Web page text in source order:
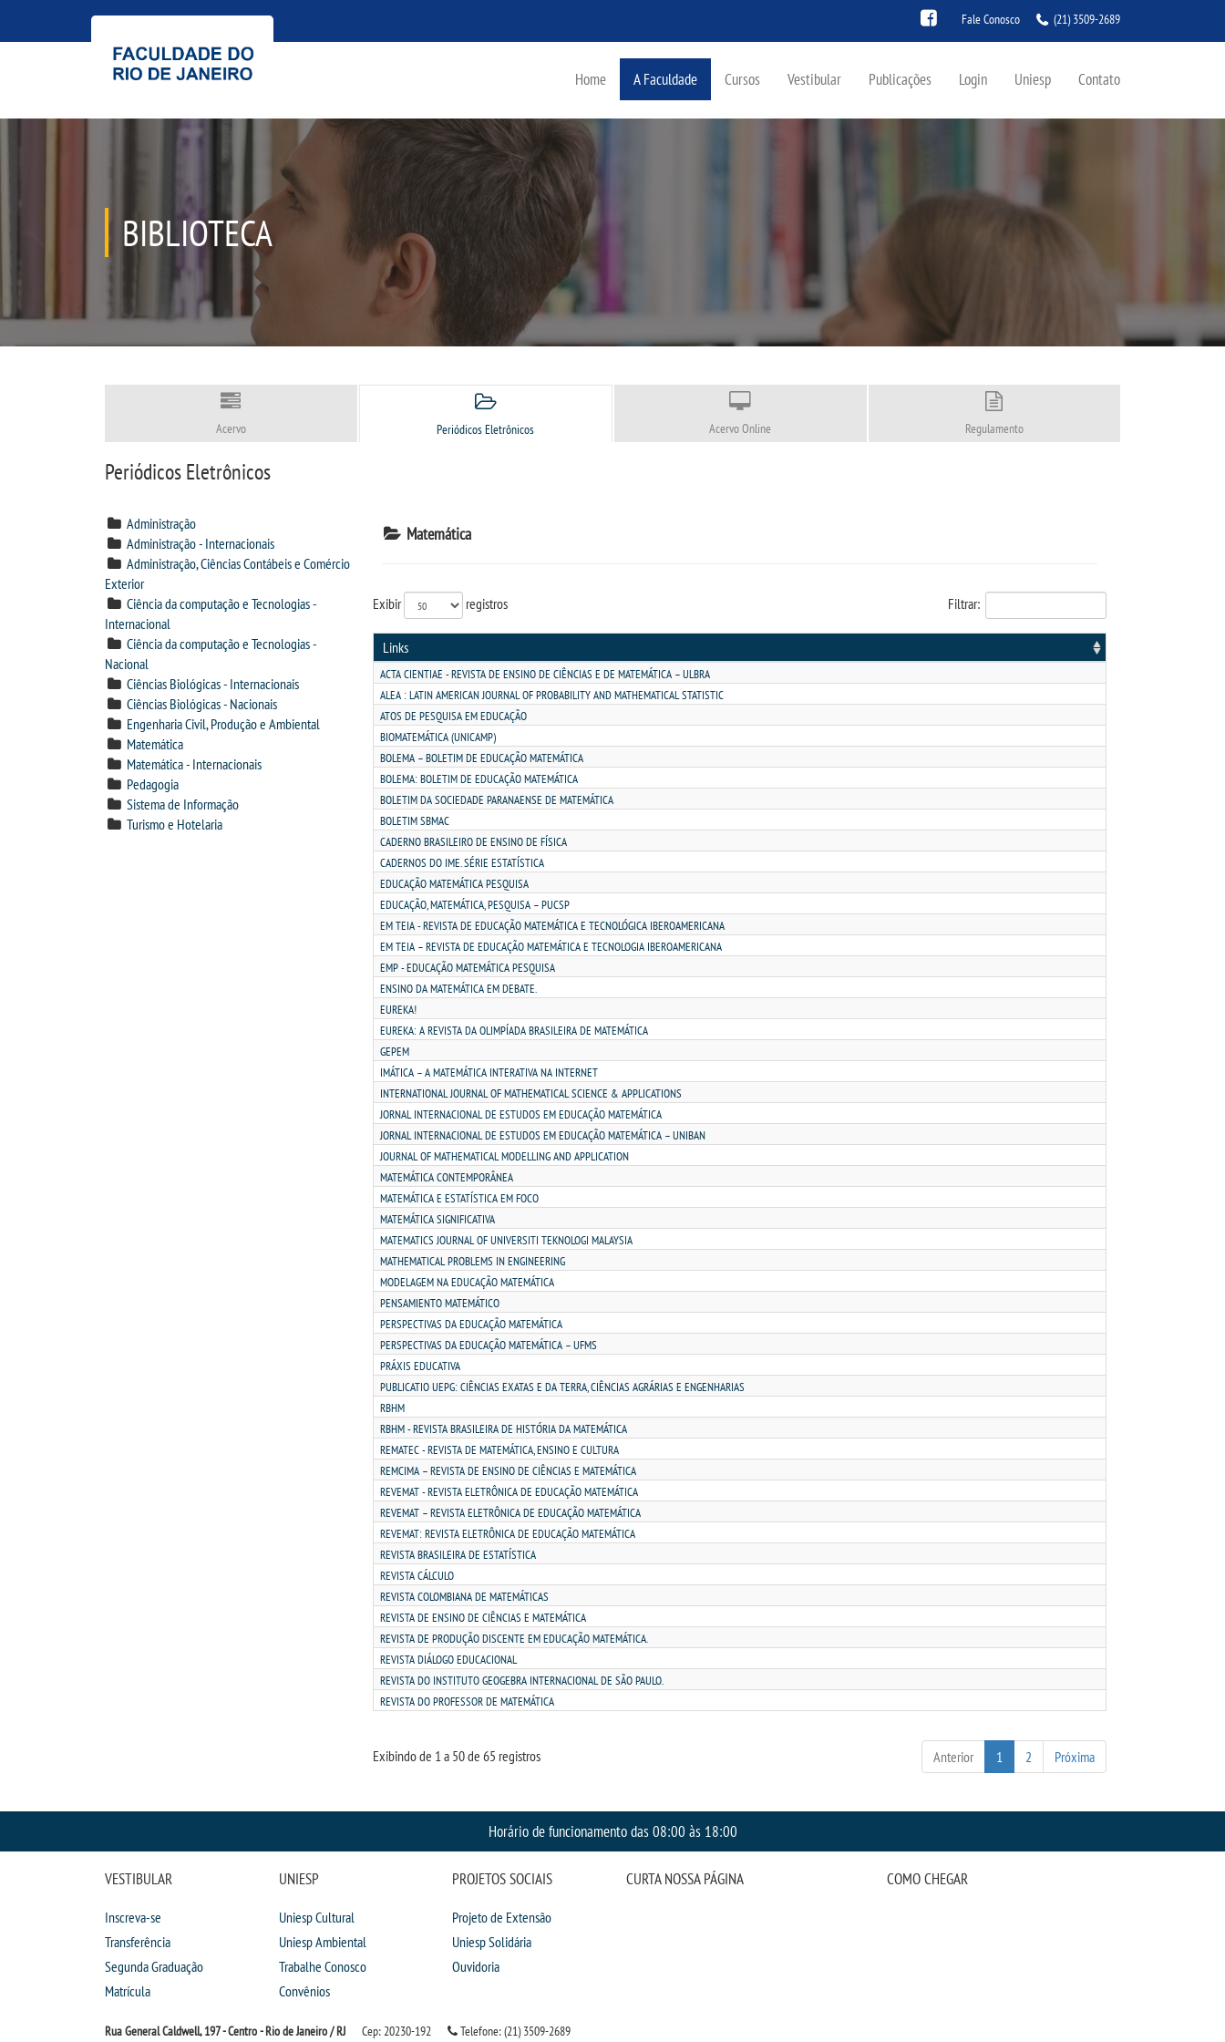
Fale Conosco (21) 3509-2689
Home A Faculdade Cursos Vestibular Publicações Login Uniesp Contato
BIBLIOTECA
Acervo Periódicos Eletrônicos Acervo Online Regulamento
Periódicos Eletrônicos
Administração
Administração - Internacionais
Administração, Ciências Contábeis e Comércio
Exterior
Ciência da computação e Tecnologias -
Internacional
Ciência da computação e Tecnologias -
Nacional
Ciências Biológicas - Internacionais
Ciências Biológicas - Nacionais
Engenharia Civil, Produção e Ambiental
Matemática
Matemática - Internacionais
Pedagogia
Sistema de Informação
Turismo e Hotelaria
Matemática
Exibir registros Filtrar:
Links
ACTA CIENTIAE - REVISTA DE ENSINO DE CIÊNCIAS E DE MATEMÁTICA – ULBRA
ALEA : LATIN AMERICAN JOURNAL OF PROBABILITY AND MATHEMATICAL STATISTIC
ATOS DE PESQUISA EM EDUCAÇÃO
BIOMATEMÁTICA (UNICAMP)
BOLEMA – BOLETIM DE EDUCAÇÃO MATEMÁTICA
BOLEMA: BOLETIM DE EDUCAÇÃO MATEMÁTICA
BOLETIM DA SOCIEDADE PARANAENSE DE MATEMÁTICA
BOLETIM SBMAC
CADERNO BRASILEIRO DE ENSINO DE FÍSICA
CADERNOS DO IME. SÉRIE ESTATÍSTICA
EDUCAÇÃO MATEMÁTICA PESQUISA
EDUCAÇÃO, MATEMÁTICA, PESQUISA – PUCSP
EM TEIA - REVISTA DE EDUCAÇÃO MATEMÁTICA E TECNOLÓGICA IBEROAMERICANA
EM TEIA – REVISTA DE EDUCAÇÃO MATEMÁTICA E TECNOLOGIA IBEROAMERICANA
EMP - EDUCAÇÃO MATEMÁTICA PESQUISA
ENSINO DA MATEMÁTICA EM DEBATE.
EUREKA!
EUREKA: A REVISTA DA OLIMPÍADA BRASILEIRA DE MATEMÁTICA
GEPEM
IMÁTICA – A MATEMÁTICA INTERATIVA NA INTERNET
INTERNATIONAL JOURNAL OF MATHEMATICAL SCIENCE & APPLICATIONS
JORNAL INTERNACIONAL DE ESTUDOS EM EDUCAÇÃO MATEMÁTICA
JORNAL INTERNACIONAL DE ESTUDOS EM EDUCAÇÃO MATEMÁTICA – UNIBAN
JOURNAL OF MATHEMATICAL MODELLING AND APPLICATION
MATEMÁTICA CONTEMPORÂNEA
MATEMÁTICA E ESTATÍSTICA EM FOCO
MATEMÁTICA SIGNIFICATIVA
MATEMATICS JOURNAL OF UNIVERSITI TEKNOLOGI MALAYSIA
MATHEMATICAL PROBLEMS IN ENGINEERING
MODELAGEM NA EDUCAÇÃO MATEMÁTICA
PENSAMIENTO MATEMÁTICO
PERSPECTIVAS DA EDUCAÇÃO MATEMÁTICA
PERSPECTIVAS DA EDUCAÇÃO MATEMÁTICA – UFMS
PRÁXIS EDUCATIVA
PUBLICATIO UEPG: CIÊNCIAS EXATAS E DA TERRA, CIÊNCIAS AGRÁRIAS E ENGENHARIAS
RBHM
RBHM - REVISTA BRASILEIRA DE HISTÓRIA DA MATEMÁTICA
REMATEC - REVISTA DE MATEMÁTICA, ENSINO E CULTURA
REMCIMA – REVISTA DE ENSINO DE CIÊNCIAS E MATEMÁTICA
REVEMAT - REVISTA ELETRÔNICA DE EDUCAÇÃO MATEMÁTICA
REVEMAT – REVISTA ELETRÔNICA DE EDUCAÇÃO MATEMÁTICA
REVEMAT: REVISTA ELETRÔNICA DE EDUCAÇÃO MATEMÁTICA
REVISTA BRASILEIRA DE ESTATÍSTICA
REVISTA CÁLCULO
REVISTA COLOMBIANA DE MATEMÁTICAS
REVISTA DE ENSINO DE CIÊNCIAS E MATEMÁTICA
REVISTA DE PRODUÇÃO DISCENTE EM EDUCAÇÃO MATEMÁTICA.
REVISTA DIÁLOGO EDUCACIONAL
REVISTA DO INSTITUTO GEOGEBRA INTERNACIONAL DE SÃO PAULO.
REVISTA DO PROFESSOR DE MATEMÁTICA
Exibindo de 1 a 50 de 65 registros Anterior 1 2 Próxima
Horário de funcionamento das 08:00 às 18:00
VESTIBULAR
Inscreva-se
Transferência
Segunda Graduação
Matrícula
UNIESP
Uniesp Cultural
Uniesp Ambiental
Trabalhe Conosco
Convênios
PROJETOS SOCIAIS
Projeto de Extensão
Uniesp Solidária
Ouvidoria
Rua General Caldwell, 197 - Centro - Rio de Janeiro / RJ Cep: 20230-192 Telefone: (21) 3509-2689
CURTA NOSSA PÁGINA COMO CHEGAR